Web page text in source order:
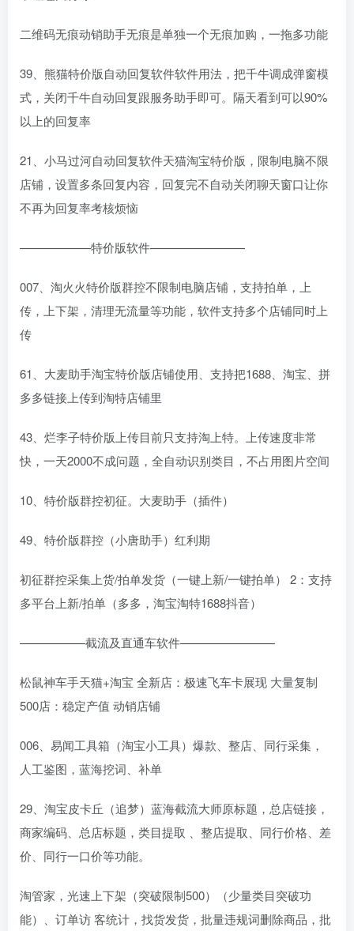
二维码无痕动销助手无痕是单独一个无痕加购，一拖多功能
39、熊猫特价版自动回复软件软件用法，把千牛调成弹窗模
式，关闭千牛自动回复跟服务助手即可。隔天看到可以90%
以上的回复率
21、小马过河自动回复软件天猫淘宝特价版，限制电脑不限
店铺，设置多条回复内容，回复完不自动关闭聊天窗口让你
不再为回复率考核烦恼
——————特价版软件————————
007、淘火火特价版群控不限制电脑店铺，支持拍单，上
传，上下架，清理无流量等功能，软件支持多个店铺同时上
传
61、大麦助手淘宝特价版店铺使用、支持把1688、淘宝、拼
多多链接上传到淘特店铺里
43、烂李子特价版上传目前只支持淘上特。上传速度非常
快，一天2000不成问题，全自动识别类目，不占用图片空间
10、特价版群控初征。大麦助手（插件）
49、特价版群控（小唐助手）红利期
初征群控采集上货/拍单发货（一键上新/一键拍单） 2：支持
多平台上新/拍单（多多，淘宝淘特1688抖音）
—————–截流及直通车软件————————
松鼠神车手天猫+淘宝 全新店：极速飞车卡展现 大量复制
500店：稳定产值 动销店铺
006、易闻工具箱（淘宝小工具）爆款、整店、同行采集，
人工鉴图，蓝海挖词、补单
29、淘宝皮卡丘（追梦）蓝海截流大师原标题，总店链接，
商家编码、总店标题，类目提取 、整店提取、同行价格、差
价、同行一口价等功能。
淘管家，光速上下架（突破限制500）（少量类目突破功
能）、订单访 客统计，找货发货，批量违规词删除商品，批